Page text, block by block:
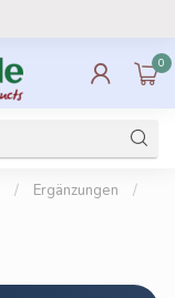
0
/ Ergänzungen
/